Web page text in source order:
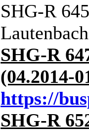
SHG-R
SHG-R
(04.2014-
https://
SHG-R